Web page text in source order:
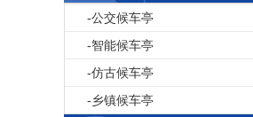
-公交候车亭
-智能候车亭
-仿古候车亭
-乡镇候车亭